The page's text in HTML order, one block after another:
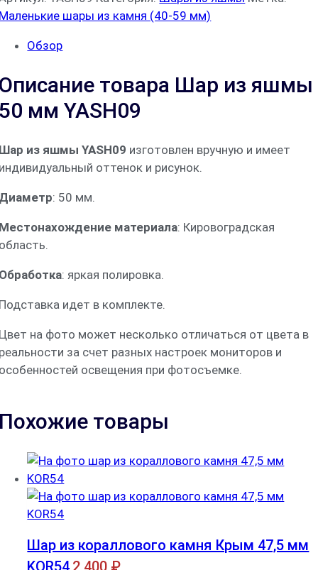
шары из камня (40-59 мм)
Обзор
товара Шар из яшмы
мм YASH09
из яшмы YASH09 изготовлен вручную и имеет
оттенок и рисунок.
: 50 мм.
материала: Кировоградская
: яркая полировка.
идет в комплекте.
на фото может несколько отличаться от цвета в
за счет разных настроек мониторов и
освещения при фотосъемке.
товары
Шар из кораллового камня Крым 47,5 мм
KOR54 2 400 ₽